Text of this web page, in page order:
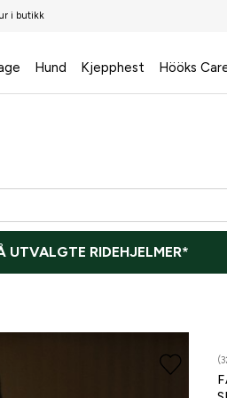
i butikk
Hund Kjepphest Hööks
UTVALGTE RIDEHJELMER*